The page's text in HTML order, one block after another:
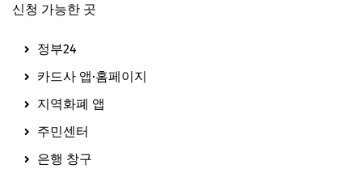
신청 가능한 곳
정부24
카드사 앱·홈페이지
지역화폐 앱
주민센터
은행 창구